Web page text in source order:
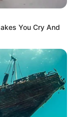
You Cry And